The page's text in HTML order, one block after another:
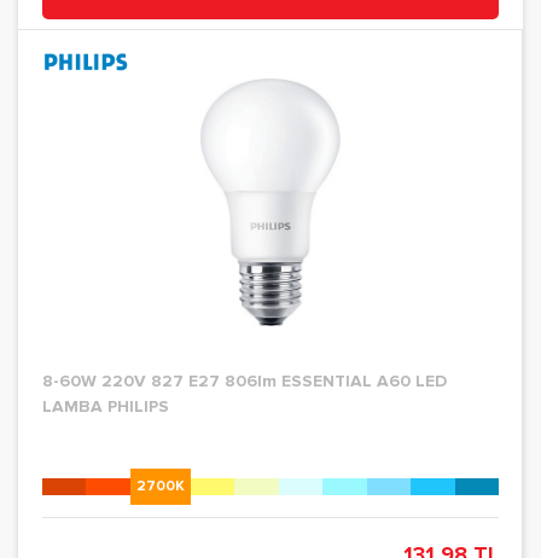
8-60W 220V 827 E27 806lm ESSENTIAL A60 LED
LAMBA PHILIPS
2700K